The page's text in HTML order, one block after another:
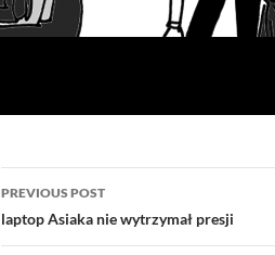
Post
navigation
PREVIOUS POST
laptop Asiaka nie wytrzymał presji